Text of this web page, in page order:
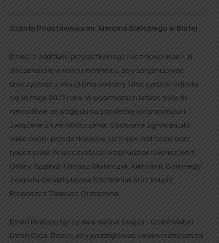
Szkoła Podstawowa im. Marcina Bielskiego w Białej
Dzieci z oddziału przedszkolnego i uczniowie klas I- III
doczekali się w końcu momentu, aby zorganizować
uroczystość z okazji Dnia Rodziny. Uroczystość odbyła
się 18 maja 2023 roku. W poprzednich latach było to
niemożliwe ze względu na pandemię koronawirusa i
związane z tym obostrzenia. Spotkanie zgromadziło
wiele osób: przedszkolaków, uczniów, rodziców oraz
nauczycieli. W uroczystości wziął udział również Wójt
Gminy Rząśnia Tomasz Stolarczyk, Kierownik Gminnego
Zespołu Oświaty Iwona Szcześniak oraz Ksiądz
Proboszcz Tadeusz Orzeszyna.
Dzień Rodziny łączy dwa ważne święta – Dzień Matki i
Dzień Ojca. Dzieci, aby podziękować swoim rodzicom za